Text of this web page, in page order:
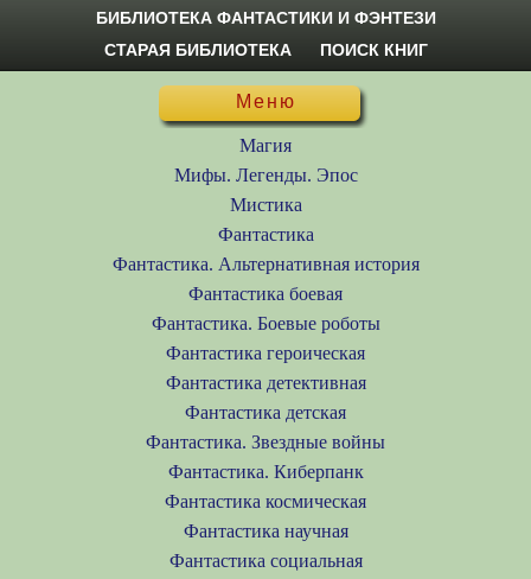
БИБЛИОТЕКА ФАНТАСТИКИ И ФЭНТЕЗИ
СТАРАЯ БИБЛИОТЕКА
ПОИСК КНИГ
Меню
Магия
Мифы. Легенды. Эпос
Мистика
Фантастика
Фантастика. Альтернативная история
Фантастика боевая
Фантастика. Боевые роботы
Фантастика героическая
Фантастика детективная
Фантастика детская
Фантастика. Звездные войны
Фантастика. Киберпанк
Фантастика космическая
Фантастика научная
Фантастика социальная